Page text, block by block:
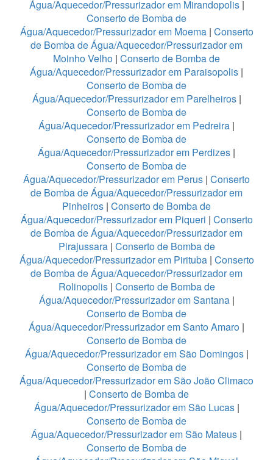
Água/Aquecedor/Pressurizador em Mirandopolis|
Conserto de Bomba de
Água/Aquecedor/Pressurizador em Moema| Conserto
de Bomba de Água/Aquecedor/Pressurizador em
Moinho Velho | Conserto de Bomba de
Água/Aquecedor/Pressurizador em Paraisopolis |
Conserto de Bomba de
Água/Aquecedor/Pressurizador em Parelheiros|
Conserto de Bomba de
Água/Aquecedor/Pressurizador em Pedreira |
Conserto de Bomba de
Água/Aquecedor/Pressurizador em Perdizes |
Conserto de Bomba de
Água/Aquecedor/Pressurizador em Perus | Conserto
de Bomba de Água/Aquecedor/Pressurizador em
Pinheiros | Conserto de Bomba de
Água/Aquecedor/Pressurizador em Piqueri | Conserto
de Bomba de Água/Aquecedor/Pressurizador em
Pirajussara| Conserto de Bomba de
Água/Aquecedor/Pressurizador em Pirituba| Conserto
de Bomba de Água/Aquecedor/Pressurizador em
Rolinopolis| Conserto de Bomba de
Água/Aquecedor/Pressurizador em Santana|
Conserto de Bomba de
Água/Aquecedor/Pressurizador em Santo Amaro |
Conserto de Bomba de
Água/Aquecedor/Pressurizador em São Domingos|
Conserto de Bomba de
Água/Aquecedor/Pressurizador em São João Climaco
| Conserto de Bomba de
Água/Aquecedor/Pressurizador em São Lucas|
Conserto de Bomba de
Água/Aquecedor/Pressurizador em São Mateus |
Conserto de Bomba de